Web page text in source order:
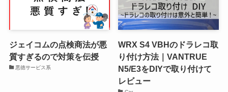
ジェイコムの点検商法が悪
質すぎるので対策を伝授
悪徳サービス系
WRX S4 VBHのドラレコ取
り付け方法｜VANTRUE
N5/E3をDIYで取り付けて
レビュー